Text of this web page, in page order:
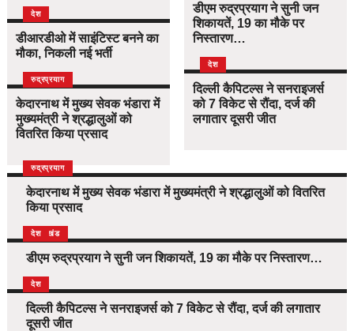
देश
डीआरडीओ में साइंटिस्ट बनने का
मौका, निकली नई भर्ती
उत्तराखंड
देश
रुद्रप्रयाग
केदारनाथ में मुख्य सेवक भंडारा में
मुख्यमंत्री ने श्रद्धालुओं को
वितरित किया प्रसाद
डीएम रुद्रप्रयाग ने सुनी जन
शिकायतें, 19 का मौके पर
निस्तारण…
देश
दिल्ली कैपिटल्स ने सनराइजर्स
को 7 विकेट से रौंदा, दर्ज की
लगातार दूसरी जीत
उत्तराखंड
देश
रुद्रप्रयाग
केदारनाथ में मुख्य सेवक भंडारा में मुख्यमंत्री ने श्रद्धालुओं को वितरित
किया प्रसाद
उत्तराखंड
देश
डीएम रुद्रप्रयाग ने सुनी जन शिकायतें, 19 का मौके पर निस्तारण…
देश
दिल्ली कैपिटल्स ने सनराइजर्स को 7 विकेट से रौंदा, दर्ज की लगातार
दूसरी जीत